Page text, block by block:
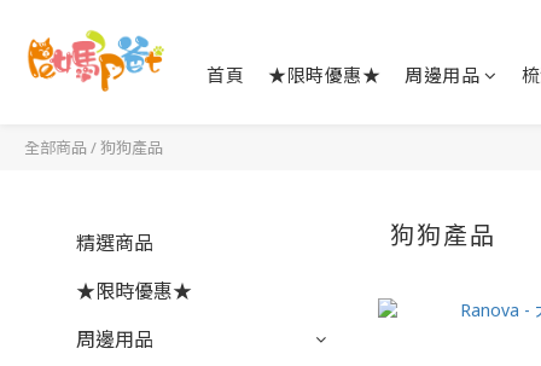
首頁 ★限時優惠★ 周邊用品
全部商品 /狗狗產品
精選商品
★限時優惠★
周邊用品
狗狗產品